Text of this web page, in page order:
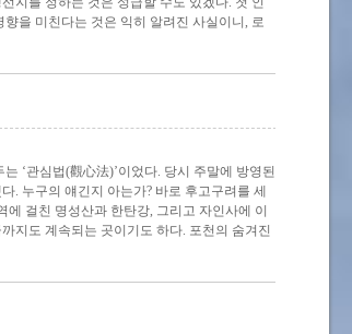
을 미친다는 것은 익히 알려진 사실이니, 로
‘관심법(觀心法)’이었다. 당시 주말에 방영된
. 누구의 얘긴지 아는가? 바로 후고구려를 세
걸친 명성산과 한탄강, 그리고 자인사에 이
지도 계속되는 곳이기도 하다. 포천의 숨겨진